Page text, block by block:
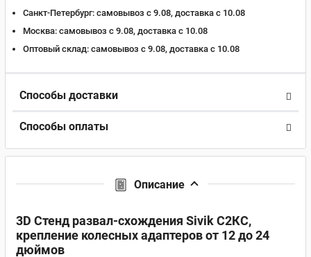
Санкт-Петербург: самовывоз с 9.08, доставка c 10.08
Москва: самовывоз с 9.08, доставка c 10.08
Оптовый склад: самовывоз с 9.08, доставка c 10.08
Способы доставки
Способы оплаты
Описание
3D Стенд развал-схождения Sivik С2КС,
крепление колесных адаптеров от 12 до 24
дюймов